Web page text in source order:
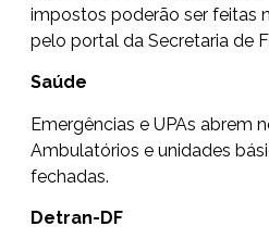
impostos poderão ser feitas
pelo portal da Secretaria de
Saúde
Emergências e UPAs abrem
Ambulatórios e unidades
fechadas.
Detran-DF